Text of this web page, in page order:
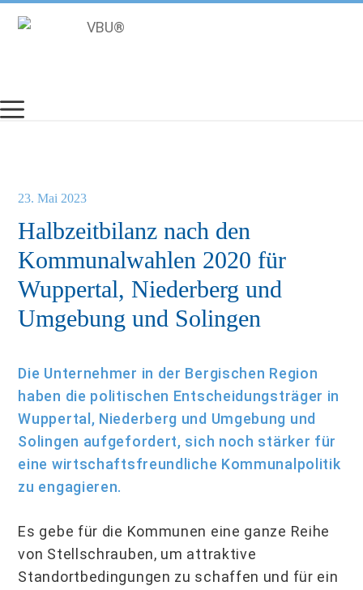
Inhalt
Halbzeitbilanz nach den
Kommunalwahlen 2020 für
Wuppertal, Niederberg und
Umgebung und Solingen
23. Mai 2023
Die Unternehmer in der Bergischen Region
haben die politischen Entscheidungsträger in
Wuppertal, Niederberg und Umgebung und
Solingen aufgefordert, sich noch stärker für
eine wirtschaftsfreundliche Kommunalpolitik
zu engagieren.
Es gebe für die Kommunen eine ganze Reihe
von Stellschrauben, um attraktive
Standortbedingungen zu schaffen und für ein